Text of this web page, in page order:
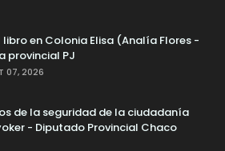
libro en Colonia Elisa (Analía Flores -
provincial PJ
07, 2026
de la seguridad de la ciudadanía
- Diputado Provincial Chaco